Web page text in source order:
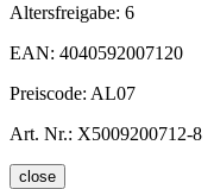
Altersfreigabe: 6
EAN: 4040592007120
Preiscode: AL07
Art. Nr.: X5009200712-8
close